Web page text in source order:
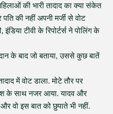
की भारी तादाद का क्या संकेत
की नहीं अपनी मर्जी से वोट
टीवी के रिपोर्टर्स ने पोलिंग के
के बाद जो बताया, उससे कुछ बातें
में वोट डाला. मोटे तौर पर
के साथ नजर आया. यादव और
वो इस बात को छुपाते भी नहीं.